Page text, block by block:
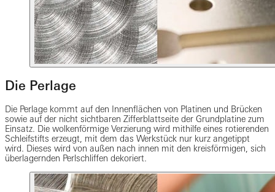
Die Perlage
Die Perlage kommt auf den Innenflächen von Platinen und Brücken
sowie auf der nicht sichtbaren Zifferblattseite der Grundplatine zum
Einsatz. Die wolkenförmige Verzierung wird mithilfe eines rotierenden
Schleifstifts erzeugt, mit dem das Werkstück nur kurz angetippt
wird. Dieses wird von außen nach innen mit den kreisförmigen, sich
überlagernden Perlschliffen dekoriert.